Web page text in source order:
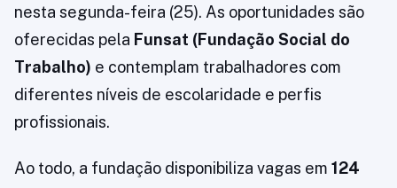
nesta segunda-feira (25). As oportunidades são
oferecidas pela Funsat (Fundação Social do
Trabalho) e contemplam trabalhadores com
diferentes níveis de escolaridade e perfis
profissionais.
Ao todo, a fundação disponibiliza vagas em 124